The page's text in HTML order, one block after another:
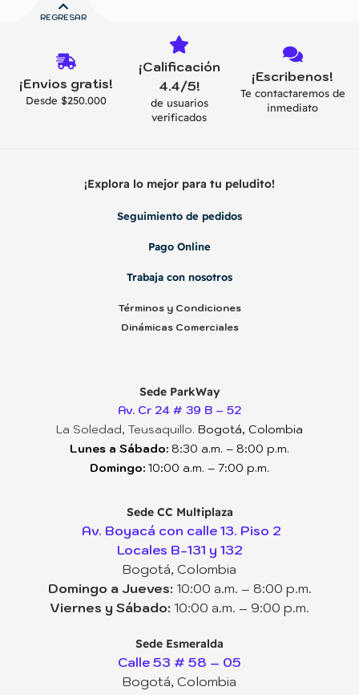
REGRESAR
¡Envios gratis!
Desde $250.000
¡Calificación
4.4/5!
de usuarios
verificados
¡Escribenos!
Te contactaremos de
inmediato
¡Explora lo mejor para tu peludito!
Seguimiento de pedidos
Pago Online
Trabaja con nosotros
Términos y Condiciones
Dinámicas Comerciales
Sede ParkWay
Av. Cr 24 # 39 B – 52
La Soledad, Teusaquillo. Bogotá, Colombia
Lunes a Sábado: 8:30 a.m. – 8:00 p.m.
Domingo: 10:00 a.m. – 7:00 p.m.
Sede CC Multiplaza
Av. Boyacá con calle 13. Piso 2
Locales B-131 y 132
Bogotá, Colombia
Domingo a Jueves: 10:00 a.m. – 8:00 p.m.
Viernes y Sábado: 10:00 a.m. – 9:00 p.m.
Sede Esmeralda
Calle 53 # 58 – 05
Bogotá, Colombia